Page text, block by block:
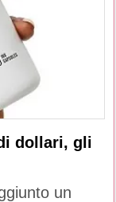
dollari, gli
un